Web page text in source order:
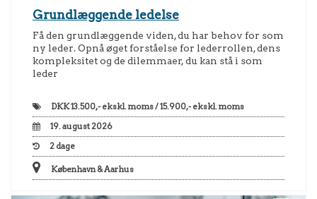
Grundlæggende ledelse
Få den grundlæggende viden, du har behov for som
ny leder. Opnå øget forståelse for lederrollen, dens
kompleksitet og de dilemmaer, du kan stå i som
leder
DKK13.500,- ekskl. moms / 15.900,- ekskl. moms
19. august 2026
2 dage
København & Aarhus